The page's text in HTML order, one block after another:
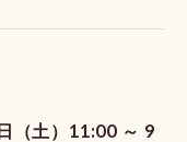
（土）11:00 ～ 9